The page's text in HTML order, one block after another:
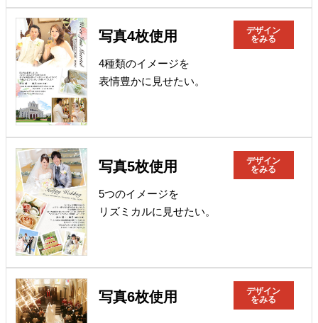
写真4枚使用
デザイン
をみる
4種類のイメージを
表情豊かに見せたい。
写真5枚使用
デザイン
をみる
5つのイメージを
リズミカルに見せたい。
写真6枚使用
デザイン
をみる